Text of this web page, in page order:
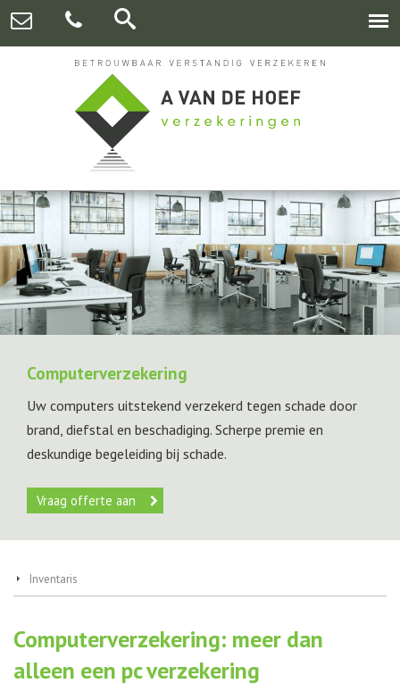
Computerverzekering
Uw computers uitstekend verzekerd tegen schade door
brand, diefstal en beschadiging. Scherpe premie en
deskundige begeleiding bij schade.
Vraag offerte aan
Inventaris
Computerverzekering: meer dan
alleen een pc verzekering